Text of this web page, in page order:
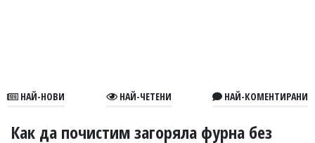
В
НАЙ-НОВИ НАЙ-ЧЕТЕНИ НАЙ-КОМЕНТИРАНИ
Как да почистим загоряла фурна без